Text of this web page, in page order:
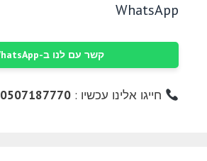
WhatsApp
קשר עם לנו ב-WhatsApp
חייגו אלינו עכשיו :0507187770